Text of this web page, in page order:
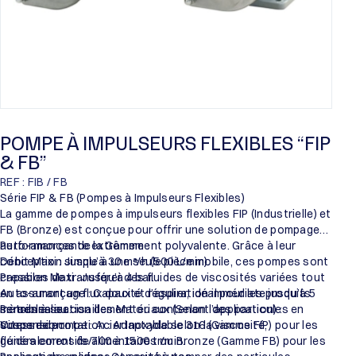
POMPE À IMPULSEURS FLEXIBLES “FIP
& FB”
REF : FIB / FB
Série FIP & FB (Pompes à Impulseurs Flexibles)
La gamme de pompes à impulseurs flexibles FIP (Industrielle) et
FB (Bronze) est conçue pour offrir une solution de pompage
auto-amorçante extrêmement polyvalente. Grâce à leur
conception simple à une seule pièce mobile, ces pompes sont
capables de transférer des fluides de viscosités variées tout
en assurant un flux doux et régulier, idéal pour les produits
sensibles au cisaillement ou contenant des particules en
suspension.
Performances de la Gamme :
Débit Maxi : Jusqu’à 30 m³/h (500 L/min).
Pression Maxi : Jusqu’à 4 bar.
Auto-amorçage : Capacité d’aspiration immédiate jusqu’à 5
mètres à sec.
Vitesse de rotation : Adaptable selon la viscosité,
généralement de 700 à 1500 tr/min.
Personnalisation des Matériaux (Selon l’application) :
Corps de pompe : Acier Inoxydable 316 (Gamme FIP) pour les
fluides corrosifs/alimentaires ou Bronze (Gamme FB) pour les